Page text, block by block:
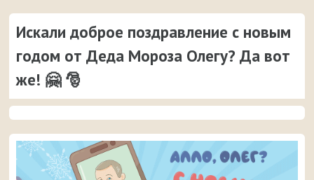
Искали доброе поздравление с новым
годом от Деда Мороза Олегу? Да вот
же! 🤗 🎅